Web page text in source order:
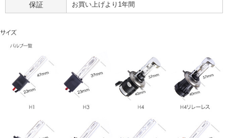
保証 お買い上げより1年間